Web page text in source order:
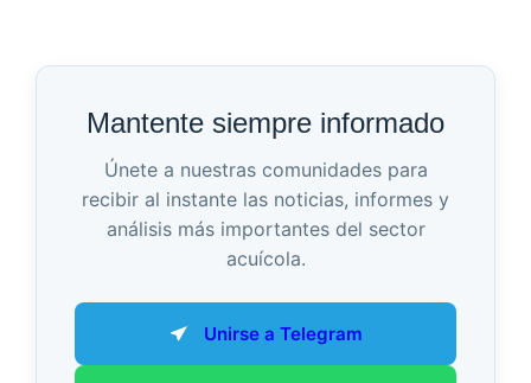
Mantente siempre informado
Únete a nuestras comunidades para
recibir al instante las noticias, informes y
análisis más importantes del sector
acuícola.
Unirse a Telegram